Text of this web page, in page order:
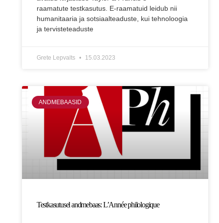
raamatute testkasutus. E-raamatuid leidub nii
humanitaaria ja sotsiaalteaduste, kui tehnoloogia
ja tervisteteaduste
Grete Lepvalts 15.03.2023
ANDMEBAASID
Testkasutusel andmebaas: L’Année philologique